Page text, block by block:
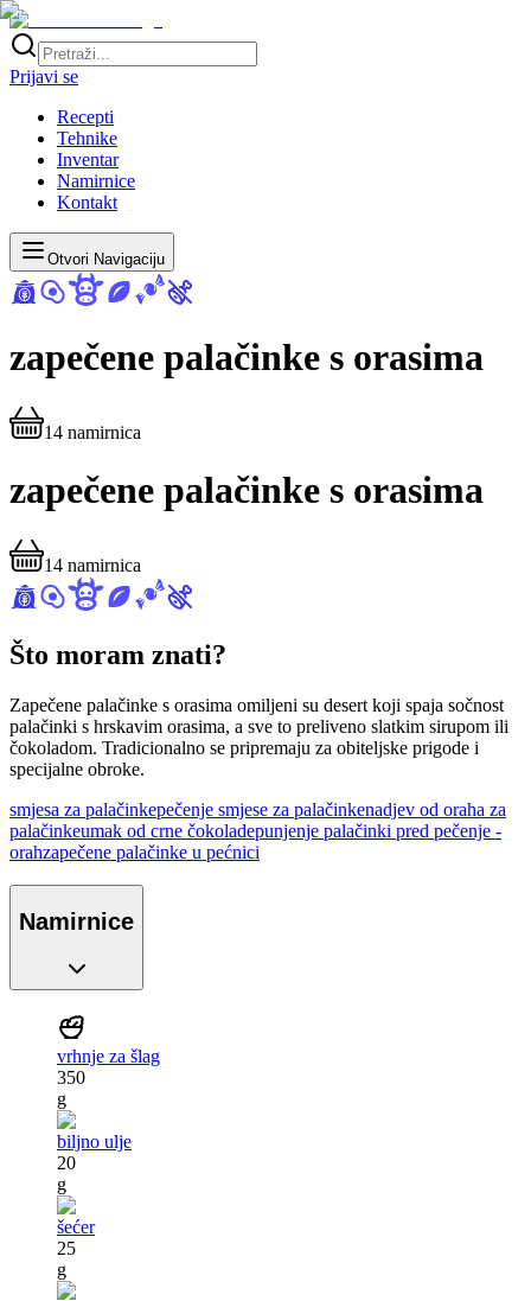
Prijavi se
Recepti
Tehnike
Inventar
Namirnice
Kontakt
Otvori Navigaciju
zapečene palačinke s orasima
14 namirnica
zapečene palačinke s orasima
14 namirnica
Što moram znati?
Zapečene palačinke s orasima omiljeni su desert koji spaja sočnost
palačinki s hrskavim orasima, a sve to preliveno slatkim sirupom ili
čokoladom. Tradicionalno se pripremaju za obiteljske prigode i
specijalne obroke.
smjesa za palačinkepečenje smjese za palačinkenadjev od oraha za
palačinkeumak od crne čokoladepunjenje palačinki pred pečenje -
orahzapečene palačinke u pećnici
Namirnice
vrhnje za šlag
350
g
biljno ulje
20
g
šećer
25
g